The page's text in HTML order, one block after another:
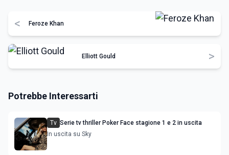
< Feroze Khan
Elliott Gould >
Potrebbe Interessarti
Tv Serie tv thriller Poker Face stagione 1 e 2 in uscita
In uscita su Sky